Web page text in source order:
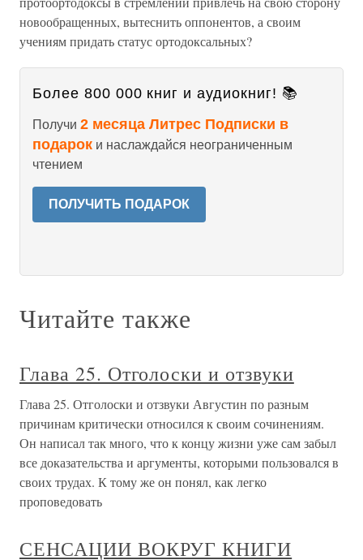
новообращенных, вытеснить оппонентов, а своим
учениям придать статус ортодоксальных?
Более 800 000 книг и аудиокниг! 📚
Получи 2 месяца Литрес Подписки в
подарок и наслаждайся неограниченным
чтением
ПОЛУЧИТЬ ПОДАРОК
Читайте также
Глава 25. Отголоски и отзвуки
Глава 25. Отголоски и отзвуки Августин по разным
причинам критически относился к своим сочинениям.
Он написал так много, что к концу жизни уже сам забыл
все доказательства и аргументы, которыми пользовался в
своих трудах. К тому же он понял, как легко
проповедовать
СЕНСАЦИИ ВОКРУГ КНИГИ